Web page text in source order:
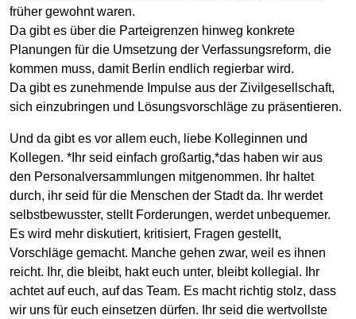
früher gewohnt waren.
Da gibt es über die Parteigrenzen hinweg konkrete
Planungen für die Umsetzung der Verfassungsreform, die
kommen muss, damit Berlin endlich regierbar wird.
Da gibt es zunehmende Impulse aus der Zivilgesellschaft,
sich einzubringen und Lösungsvorschläge zu präsentieren.
Und da gibt es vor allem euch, liebe Kolleginnen und
Kollegen. *Ihr seid einfach großartig,*das haben wir aus
den Personalversammlungen mitgenommen. Ihr haltet
durch, ihr seid für die Menschen der Stadt da. Ihr werdet
selbstbewusster, stellt Forderungen, werdet unbequemer.
Es wird mehr diskutiert, kritisiert, Fragen gestellt,
Vorschläge gemacht. Manche gehen zwar, weil es ihnen
reicht. Ihr, die bleibt, hakt euch unter, bleibt kollegial. Ihr
achtet auf euch, auf das Team. Es macht richtig stolz, dass
wir uns für euch einsetzen dürfen. Ihr seid die wertvollste